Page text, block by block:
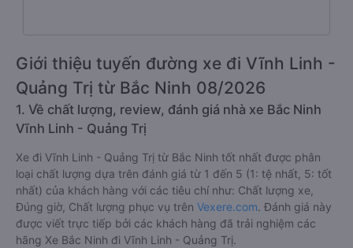
Giới thiệu tuyến đường xe đi Vĩnh Linh -
Quảng Trị từ Bắc Ninh 08/2026
1. Về chất lượng, review, đánh giá nhà xe Bắc Ninh
Vĩnh Linh - Quảng Trị
Xe đi Vĩnh Linh - Quảng Trị từ Bắc Ninh tốt nhất được phân
loại chất lượng dựa trên đánh giá từ 1 đến 5 (1: tệ nhất, 5: tốt
nhất) của khách hàng với các tiêu chí như: Chất lượng xe,
Đúng giờ, Chất lượng phục vụ trên Vexere.com. Đánh giá này
được viết trực tiếp bởi các khách hàng đã trải nghiệm các
hãng Xe Bắc Ninh đi Vĩnh Linh - Quảng Trị.